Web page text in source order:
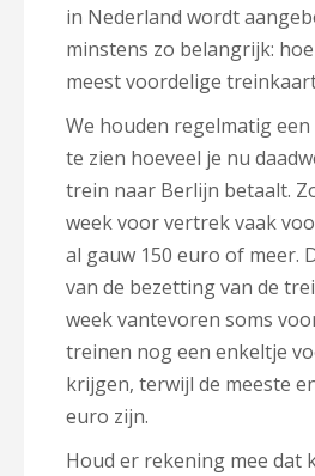
in Nederland wordt
minstens zo belangrijk:
meest voordelige
We houden regelmatig
te zien hoeveel je nu
trein naar Berlijn betaalt.
week voor vertrek vaak
al gauw 150 euro of meer.
van de bezetting van de
week vantevoren soms
treinen nog een enkeltje
krijgen, terwijl de meeste
euro zijn.
Houd er rekening mee dat